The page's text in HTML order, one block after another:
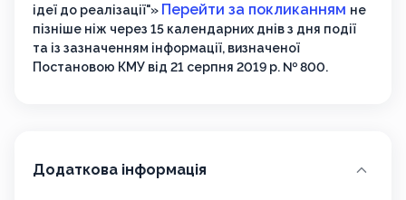
ідеї до реалізації"» Перейти за покликанням не
пізніше ніж через 15 календарних днів з дня події
та із зазначенням інформації, визначеної
Постановою КМУ від 21 серпня 2019 р. № 800.
Додаткова інформація